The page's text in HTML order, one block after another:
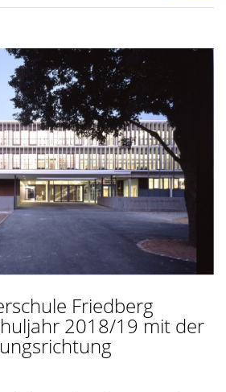
Friedberg
2018/19 mit der